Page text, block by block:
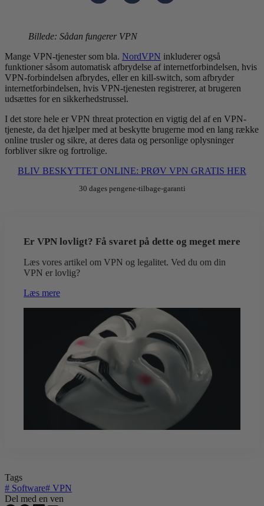
Billede: Sådan fungerer VPN
Mange VPN-tjenester som bla. NordVPN inkluderer også
funktioner såsom automatisk afbrydelse af internetforbindelsen, hvis
VPN-forbindelsen afbrydes, eller en kill-switch, som afbryder
internetforbindelsen, hvis VPN-tjenesten registrerer, at brugeren
udsættes for en sikkerhedstrussel.
I det store hele er VPN threat protection en vigtig del af en VPN-
tjeneste, da det hjælper med at beskytte brugerne mod en lang række
online trusler og sikre, at deres data og personlige oplysninger
forbliver sikre og fortrolige.
BLIV BESKYTTET ONLINE: PRØV VPN GRATIS HER
30 dages pengene-tilbage-garanti
Er VPN lovligt? Få svaret på dette og meget mere
Læs vores artikel om VPN og legalitet. Ved du om din
VPN er lovlig?
Læs mere
Tags
# Software# VPN
Del med en ven